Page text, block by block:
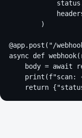
        )
@app.post("/
async def
body = await
print(f"scan:
return